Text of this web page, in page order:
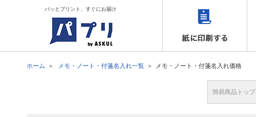
パッとプリント、すぐにお届け
ホーム メモ・ノート・付箋名入れ一覧 メモ・ノート・付箋名入れ価格
簡易商品トップ